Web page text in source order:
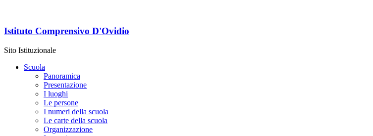
Istituto Comprensivo D'Ovidio
Sito Istituzionale
Scuola
Panoramica
Presentazione
I luoghi
Le persone
I numeri della scuola
Le carte della scuola
Organizzazione